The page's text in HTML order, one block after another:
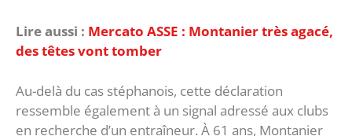
Lire aussi : Mercato ASSE : Montanier très agacé,
des têtes vont tomber
‎Au-delà du cas stéphanois, cette déclaration
ressemble également à un signal adressé aux clubs
en recherche d’un entraîneur. À 61 ans, Montanier